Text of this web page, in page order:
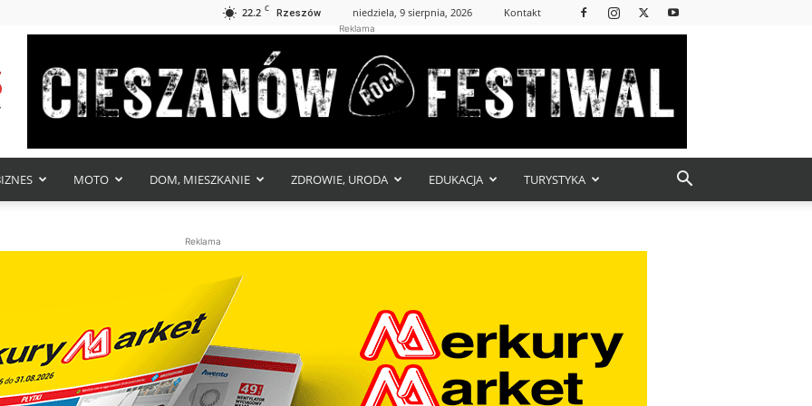
22.2 C Rzeszów niedziela, 9 sierpnia, 2026 Kontakt
Reklama
MOTO DOM, MIESZKANIE ZDROWIE, URODA EDUKACJA TURYSTYKA
Reklama